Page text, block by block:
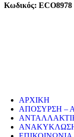
Κωδικός: ECO8978
ΑΡΧΙΚΗ
ΑΠΟΣΥΡΣΗ –